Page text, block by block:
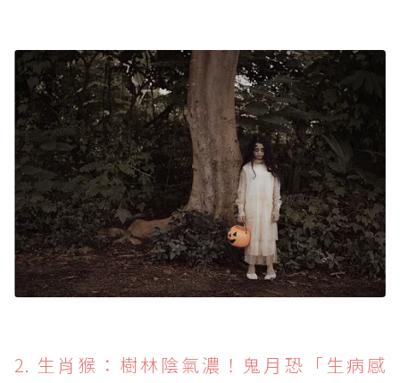
2. 生肖猴：樹林陰氣濃！鬼月恐「生病感